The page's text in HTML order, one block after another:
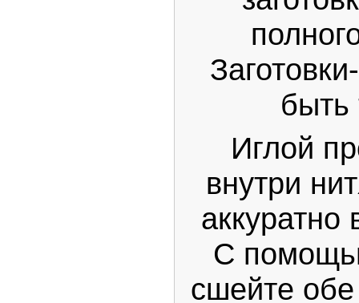
быть
Иглой
внутри
С
сшейте обе